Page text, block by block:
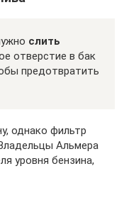
слить
отверстие в бак
предотвратить
однако фильтр
Альмера
уровня бензина,